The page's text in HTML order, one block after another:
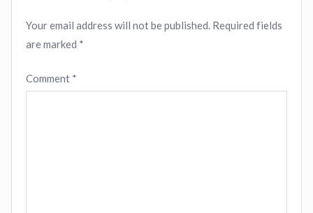
Your email address will not be published. Required fields
are marked *
Comment *